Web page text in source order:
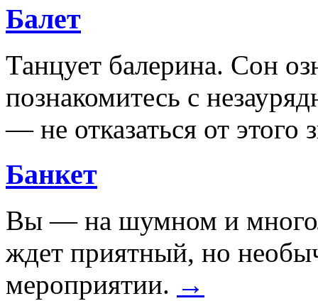
Балет
Танцует балерина. Сон
познакомитесь с
— не отказаться от этого
Банкет
Вы — на шумном и
ждет приятный, но
мероприятии. →